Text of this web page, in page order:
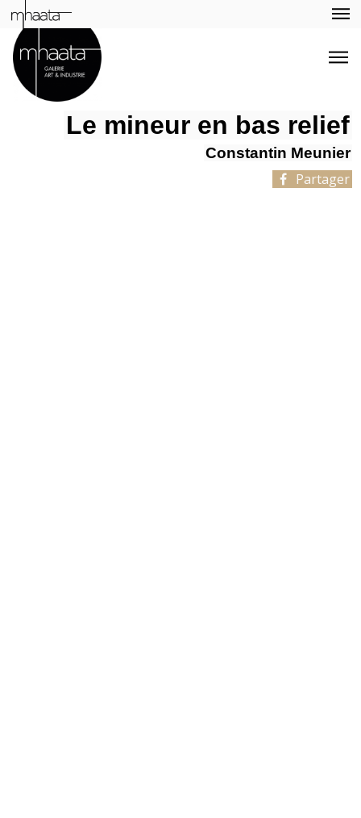
Le mineur en bas relief
Constantin Meunier
Partager